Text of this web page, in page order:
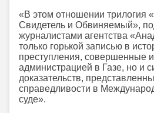
«В этом отношении трилогия
Свидетель и Обвиняемый»,
журналистами агентства
только горькой записью в
преступления, совершенные
администрацией в Газе, но и
доказательств,
справедливости в
суде».